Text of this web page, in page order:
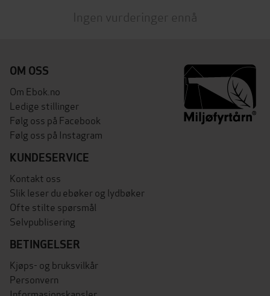
Ingen vurderinger ennå
OM OSS
Om Ebok.no
Ledige stillinger
Følg oss på Facebook
Følg oss på Instagram
KUNDESERVICE
Kontakt oss
Slik leser du ebøker og lydbøker
Ofte stilte spørsmål
Selvpublisering
BETINGELSER
Kjøps- og bruksvilkår
Personvern